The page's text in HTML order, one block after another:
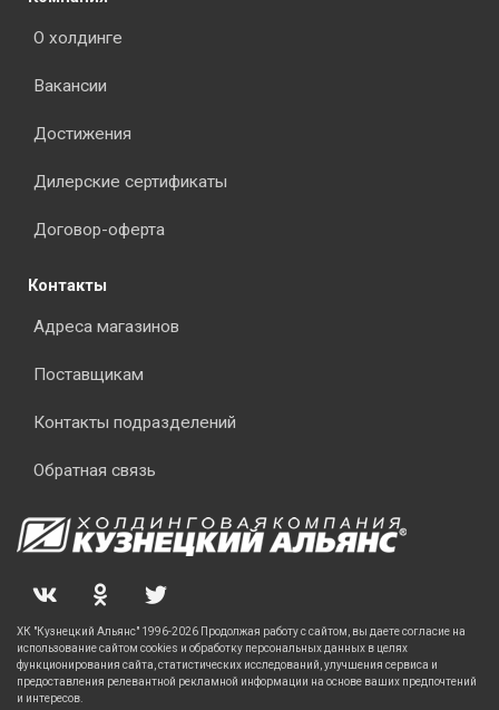
О холдинге
Вакансии
Достижения
Дилерские сертификаты
Договор-оферта
Контакты
Адреса магазинов
Поставщикам
Контакты подразделений
Обратная связь
ХК "Кузнецкий Альянс" 1996-2026 Продолжая работу с сайтом, вы даете согласие на
использование сайтом cookies и обработку персональных данных в целях
функционирования сайта, статистических исследований, улучшения сервиса и
предоставления релевантной рекламной информации на основе ваших предпочтений
и интересов.